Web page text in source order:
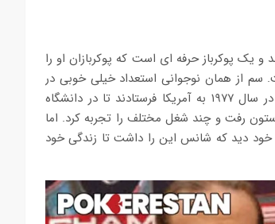
۱۹۵۹ در بیروت لبنان به دنیا آمد و یک پوکرباز حرفه ای است که پوکربازان او را
سم از همان نوجوانی استعداد خیلی خوبی در
قمار و بازی ورق داشت ولی این به نظر پدرش کافی نبود. آنها پسر جوان شان را در سال ۱۹۷۷ به آمریکا فرستادند تا در دانشگاه
رفت و چند شغل مختلف را تجربه کرد. اما
خود دید که شانس این را داشت تا زندگی خود